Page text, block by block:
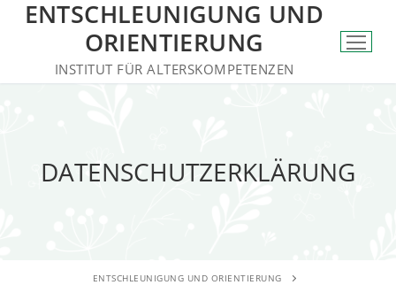
ENTSCHLEUNIGUNG UND
ORIENTIERUNG
INSTITUT FÜR ALTERSKOMPETENZEN
DATENSCHUTZERKLÄRUNG
ENTSCHLEUNIGUNG UND ORIENTIERUNG